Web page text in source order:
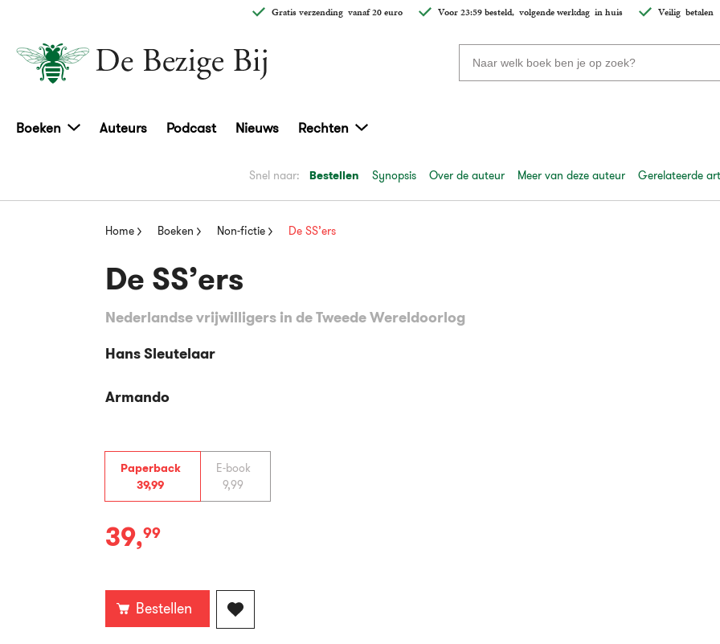
Gratis verzendingvanaf 20 euro Voor 23:59 besteld, volgende werkdagin huis Veiligbetalen
Zoeken
naar
Boeken Auteurs Podcast Nieuws Rechten
Snel naar: Bestellen Synopsis Over de auteur Meer van deze auteur Gerelateerde
Home Boeken Non-fictie De SS’ers
De SS’ers
Nederlandse vrijwilligers in de Tweede Wereldoorlog
Hans Sleutelaar
Armando
Paperback
39,99
E-book
9,99
Paperback:
39,99
Bestellen